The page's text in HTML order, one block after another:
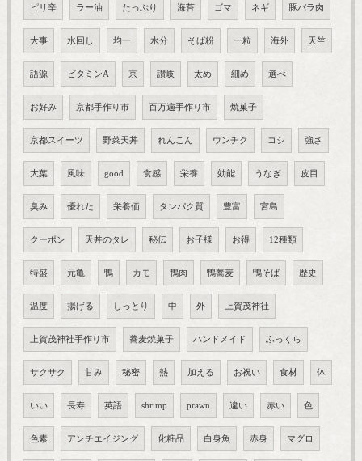
ピリ辛 ラー油 たっぷり 海苔 ゴマ ネギ 豚バラ肉
大事 水回し 均一 水分 そば粉 一粒 海外 天竺
語源 ビタミンA 京 讃岐 太め 細め 選べ
お好み 京都手作り市 百万遍手作り市 焼菓子
京都スイーツ 野菜天丼 れんこん ウンチク コシ 強さ
大葉 風味 good 食感 栄養 効能 うなぎ 皮目
臭み 優れた 栄養価 タンパク質 豊富 宮島
クーポン 天丼のタレ 秘伝 お子様 お得 12種類
特盛 元亀 鴨 カモ 鴨肉 鴨蕎麦 鴨そば 歴史
温度 揚げる しっとり 中 外 上賀茂神社
上賀茂神社手作り市 蕎麦焼菓子 ハンドメイド ふっくら
サクサク 甘み 秘密 熱 加える お祝い 食材 体
いい 長寿 英語 shrimp prawn 違い 赤い 色
色素 アンチエイジング 化粧品 白身魚 赤身 マグロ